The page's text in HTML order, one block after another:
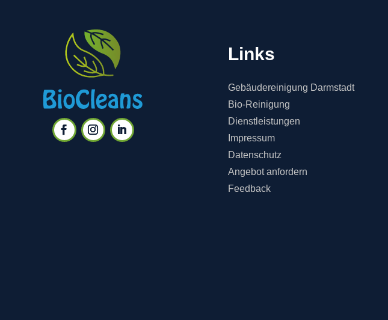
Links
Gebäudereinigung Darmstadt
Bio-Reinigung
Dienstleistungen
Impressum
Datenschutz
Angebot anfordern
Feedback